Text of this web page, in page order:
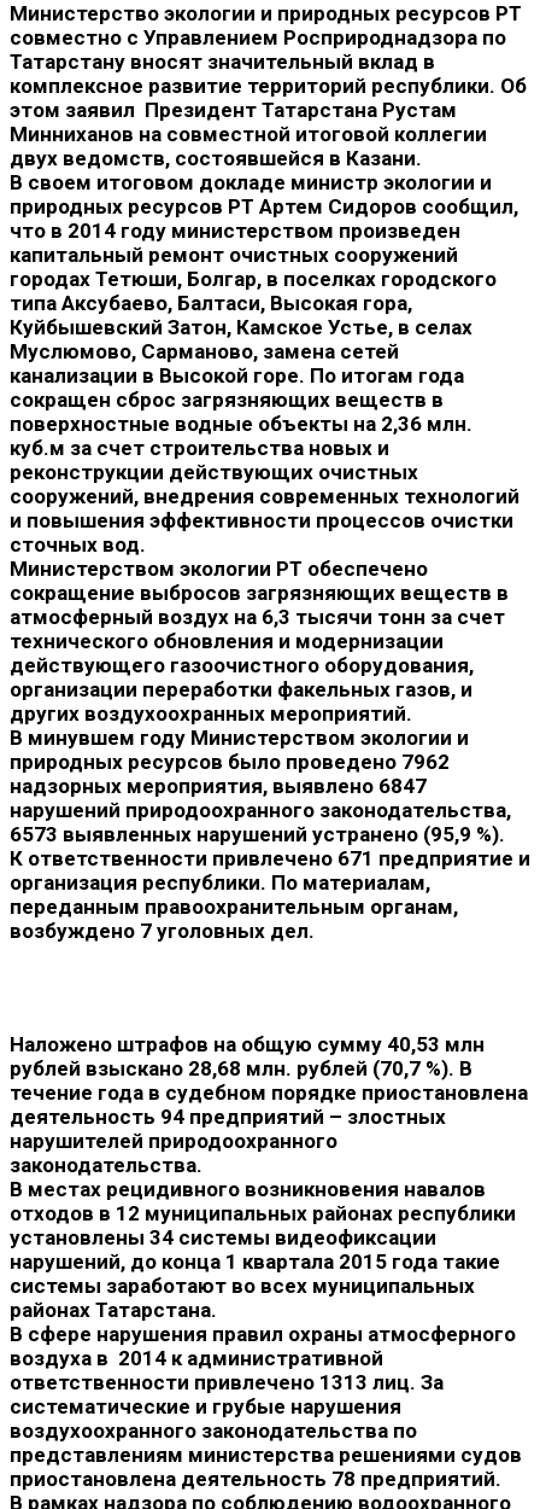
Министерство экологии и природных ресурсов РТ
совместно с Управлением Росприроднадзора по
Татарстану вносят значительный вклад в
комплексное развитие территорий республики. Об
этом заявил Президент Татарстана Рустам
Минниханов на совместной итоговой коллегии
двух ведомств, состоявшейся в Казани.
В своем итоговом докладе министр экологии и
природных ресурсов РТ Артем Сидоров сообщил,
что в 2014 году министерством произведен
капитальный ремонт очистных сооружений
городах Тетюши, Болгар, в поселках городского
типа Аксубаево, Балтаси, Высокая гора,
Куйбышевский Затон, Камское Устье, в селах
Муслюмово, Сарманово, замена сетей
канализации в Высокой горе. По итогам года
сокращен сброс загрязняющих веществ в
поверхностные водные объекты на 2,36 млн.
куб.м за счет строительства новых и
реконструкции действующих очистных
сооружений, внедрения современных технологий
и повышения эффективности процессов очистки
сточных вод.
Министерством экологии РТ обеспечено
сокращение выбросов загрязняющих веществ в
атмосферный воздух на 6,3 тысячи тонн за счет
технического обновления и модернизации
действующего газоочистного оборудования,
организации переработки факельных газов, и
других воздухоохранных мероприятий.
В минувшем году Министерством экологии и
природных ресурсов было проведено 7962
надзорных мероприятия, выявлено 6847
нарушений природоохранного законодательства,
6573 выявленных нарушений устранено (95,9 %).
К ответственности привлечено 671 предприятие и
организация республики. По материалам,
переданным правоохранительным органам,
возбуждено 7 уголовных дел.
Наложено штрафов на общую сумму 40,53 млн
рублей взыскано 28,68 млн. рублей (70,7 %). В
течение года в судебном порядке приостановлена
деятельность 94 предприятий – злостных
нарушителей природоохранного
законодательства.
В местах рецидивного возникновения навалов
отходов в 12 муниципальных районах республики
установлены 34 системы видеофиксации
нарушений, до конца 1 квартала 2015 года такие
системы заработают во всех муниципальных
районах Татарстана.
В сфере нарушения правил охраны атмосферного
воздуха в 2014 к административной
ответственности привлечено 1313 лиц. За
систематические и грубые нарушения
воздухоохранного законодательства по
представлениям министерства решениями судов
приостановлена деятельность 78 предприятий.
В рамках надзора по соблюдению водоохранного